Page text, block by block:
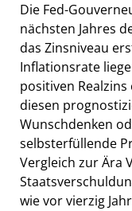
Die Fed-
nächsten Jahres
das Zinsniveau
Inflationsrate
positiven
diesen
Wunschdenken
selbsterfüllende
Vergleich zur Ära
wie vor vierzig